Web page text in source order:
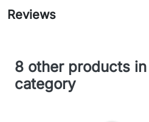
Reviews
8 other products
category